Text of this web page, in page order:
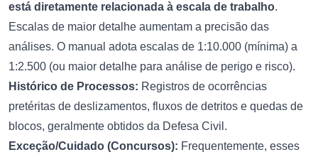
está diretamente relacionada à escala de trabalho.
Escalas de maior detalhe aumentam a precisão das
análises. O manual adota escalas de 1:10.000 (mínima) a
1:2.500 (ou maior detalhe para análise de perigo e risco).
Histórico de Processos: Registros de ocorrências
pretéritas de deslizamentos, fluxos de detritos e quedas de
blocos, geralmente obtidos da Defesa Civil.
Exceção/Cuidado (Concursos): Frequentemente, esses